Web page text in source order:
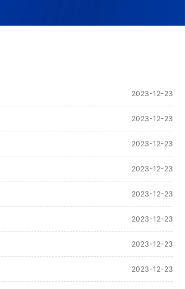
2023-12-23
2023-12-23
2023-12-23
2023-12-23
2023-12-23
2023-12-23
2023-12-23
2023-12-23